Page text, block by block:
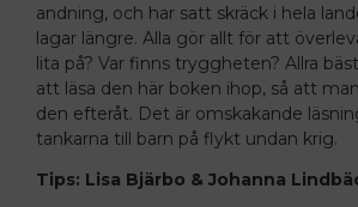
andning, och har satt skräck i hela
lagar längre. Alla gör allt för att
lita på? Var finns tryggheten? Allra
att läsa den här boken ihop, så att
den efteråt. Det är omskakande
tankarna till barn på flykt undan krig.
Tips: Lisa Bjärbo & Johanna